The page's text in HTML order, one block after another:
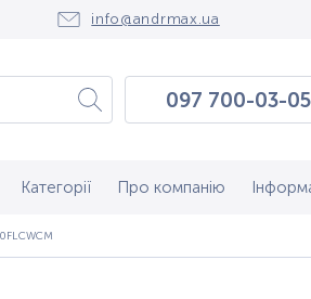
info@andrmax.ua
097 700-03-05
097 003-03-09
Категорії Про компанію